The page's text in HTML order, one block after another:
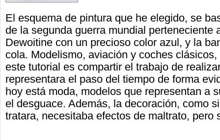
El esquema de pintura que he elegido, se
de la segunda guerra mundial perteneciente
Dewoitine con un precioso color azul, y la
cola. Modelismo, aviación y coches
este tutorial es compartir el trabajo de
representara el paso del tiempo de forma
hoy está moda, modelos que representan a
el desguace. Además, la decoración, como
tratara, necesitaba efectos de maltrato, pero